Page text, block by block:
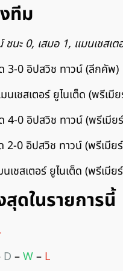
ทีม
ะ 0, เสมอ 1, แมนเชสเต
3-0 อิปสวิช ทาวน์ (ลีกคัพ)
เชสเตอร์ ยูไนเต็ด (พรีเมี
4-0 อิปสวิช ทาวน์ (พรีเมีย
2-0 อิปสวิช ทาวน์ (พรีเมีย
ชสเตอร์ ยูไนเต็ด (พรีเมีย
ดในรายการนี้
D –W– L